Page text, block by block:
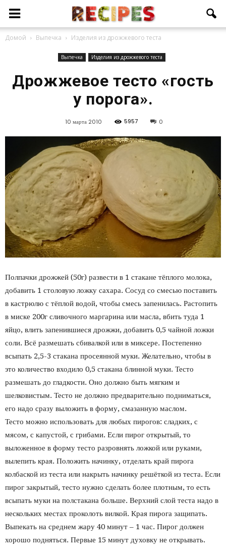
Домой Выпечка Изделия из дрожжевого теста
Выпечка Изделия из дрожжевого теста
Дрожжевое тесто «гость
у порога».
10 марта 2010 5957 0
Полпачки дрожжей (50г) развести в 1 стакане тёплого молока,
добавить 1 столовую ложку сахара. Сосуд со смесью поставить
в кастрюлю с тёплой водой, чтобы смесь запенилась. Растопить
в миске 200г сливочного маргарина или масла, вбить туда 1
яйцо, влить запенившиеся дрожжи, добавить 0,5 чайной ложки
соли. Всё размешать сбивалкой или в миксере. Постепенно
всыпать 2,5-3 стакана просеянной муки. Желательно, чтобы в
это количество входило 0,5 стакана блинной муки. Тесто
размешать до гладкости. Оно должно быть мягким и
шелковистым. Тесто не должно предварительно подниматься,
его надо сразу выложить в форму, смазанную маслом.
Тесто можно использовать для любых пирогов: сладких, с
мясом, с капустой, с грибами. Если пирог открытый, то
выложенное в форму тесто разровнять ложкой или руками,
вылепить края. Положить начинку, отделать край пирога
колбаской из теста или накрыть начинку решёткой из теста. Если
пирог закрытый, тесто нужно сделать более плотным, то есть
всыпать муки на полстакана больше. Верхний слой теста надо в
нескольких местах проколоть вилкой. Края пирога защипать.
Выпекать на среднем жару 40 минут – 1 час. Пирог должен
хорошо подняться. Первые 15 минут духовку не открывать.